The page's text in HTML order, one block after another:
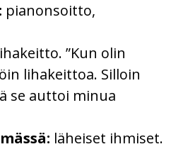
pianonsoitto,
”Kun olin
lihakeittoa. Silloin
se auttoi minua
läheiset ihmiset.